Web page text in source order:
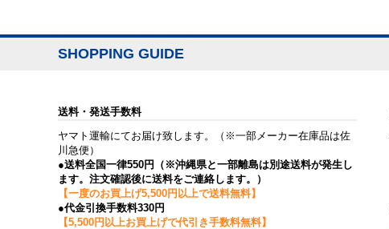
SHOPPING GUIDE
送料・発送手数料
ヤマト運輸にてお届け致します。（※一部メーカー在庫品は佐
川急便）
●送料全国一律550円（※沖縄県と一部離島は別途送料が発生し
ます。注文確認後に送料をご連絡します。）
【一度のお買上げ5,500円以上で送料無料】
●代金引換手数料330円
【5,500円以上お買上げで代引き手数料無料】